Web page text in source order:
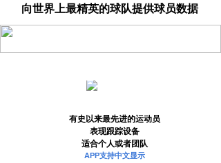
向世界上最精英的球队提供球员数据
有史以来最先进的运动员
表现跟踪设备
适合个人或者团队
APP支持中文显示